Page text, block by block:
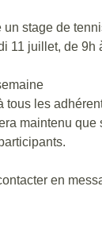
un stage de
11 juillet, de 9h
tous les
maintenu que
en